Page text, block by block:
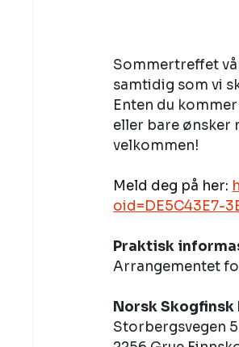
Sommertreffet
samtidig som vi
Enten du
eller bare ønsker
velkommen!
Meld deg på her:
oid=DE5C43E7-
Praktisk
Arrangementet
Norsk Skogfinsk
Storbergsvegen 5